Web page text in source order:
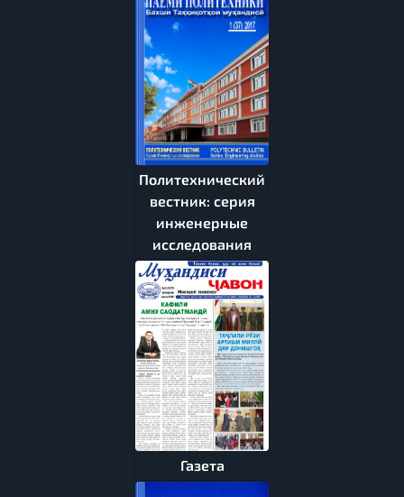
Политехнический
вестник: серия
инженерные
исследования
Газета